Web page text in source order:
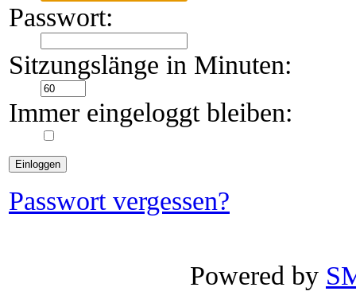
Passwort:
Sitzungslänge in Minuten:
Immer eingeloggt bleiben:
Passwort vergessen?
Powered by